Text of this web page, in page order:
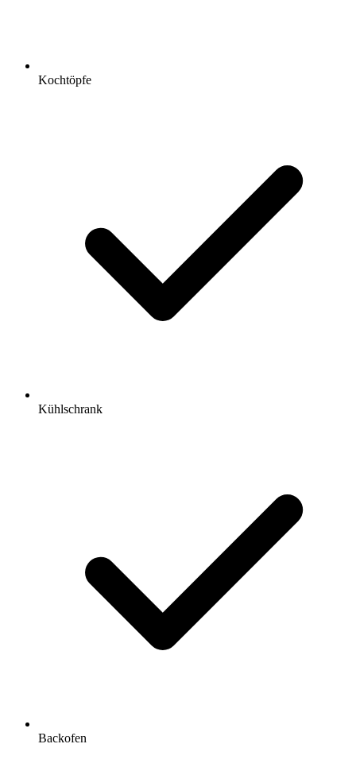
Kochtöpfe
Kühlschrank
Backofen